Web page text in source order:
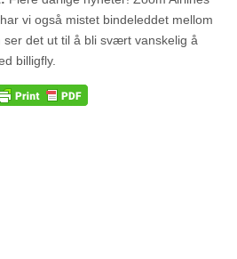
vi også mistet bindeleddet mellom
ser det ut til å bli svært vanskelig å
billigfly.